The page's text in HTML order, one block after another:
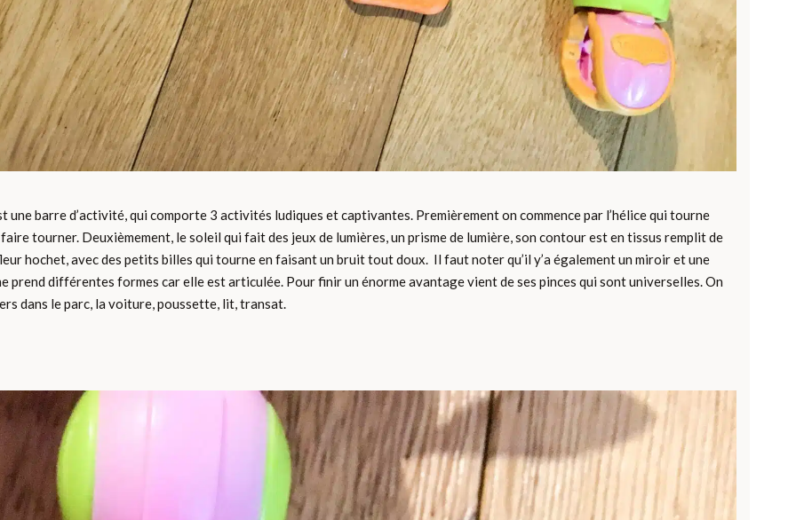
barre d’activité, qui comporte 3 activités ludiques et captivantes. Premièrement on commence par l’hélice qui tourne
tourner. Deuxièmement, le soleil qui fait des jeux de lumières, un prisme de lumière, son contour est en tissus remplit de
hochet, avec des petits billes qui tourne en faisant un bruit tout doux. Il faut noter qu’il y’a également un miroir et une
prend différentes formes car elle est articulée. Pour finir un énorme avantage vient de ses pinces qui sont universelles. On
dans le parc, la voiture, poussette, lit, transat.